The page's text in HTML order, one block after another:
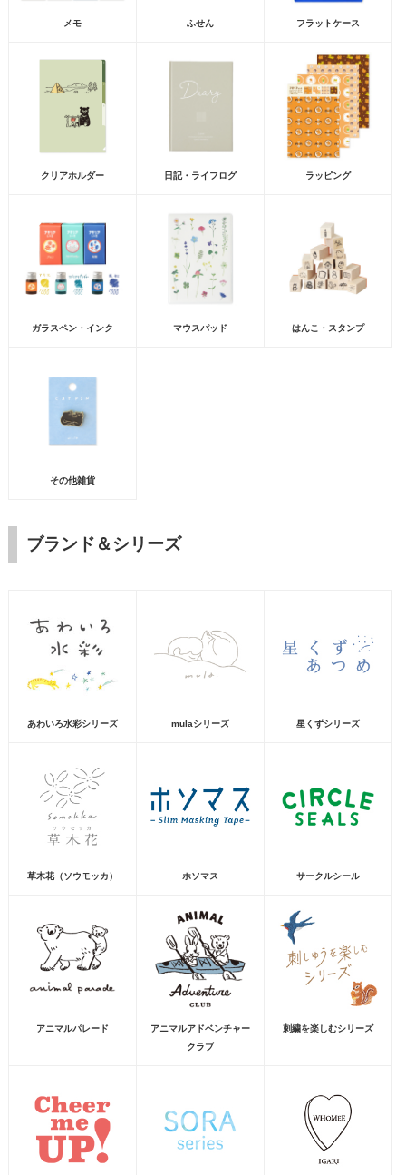
メモ ふせん フラットケース
クリアホルダー 日記・ライフログ ラッピング
ガラスペン・インク マウスパッド はんこ・スタンプ
その他雑貨
ブランド＆シリーズ
あわいろ水彩シリーズ mulaシリーズ 星くずシリーズ
草木花（ソウモッカ） ホソマス サークルシール
アニマルパレード
アニマルアドベンチャー
クラブ
刺繍を楽しむシリーズ